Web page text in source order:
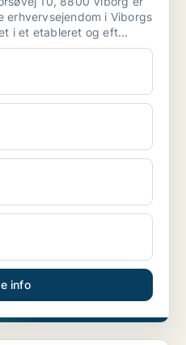
i Viborgs
i et etableret og eft...
info